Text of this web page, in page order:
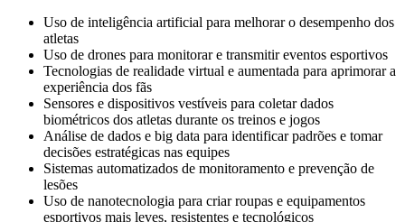
Uso de inteligência artificial para melhorar o desempenho dos
atletas
Uso de drones para monitorar e transmitir eventos esportivos
Tecnologias de realidade virtual e aumentada para aprimorar a
experiência dos fãs
Sensores e dispositivos vestíveis para coletar dados
biométricos dos atletas durante os treinos e jogos
Análise de dados e big data para identificar padrões e tomar
decisões estratégicas nas equipes
Sistemas automatizados de monitoramento e prevenção de
lesões
Uso de nanotecnologia para criar roupas e equipamentos
esportivos mais leves, resistentes e tecnológicos